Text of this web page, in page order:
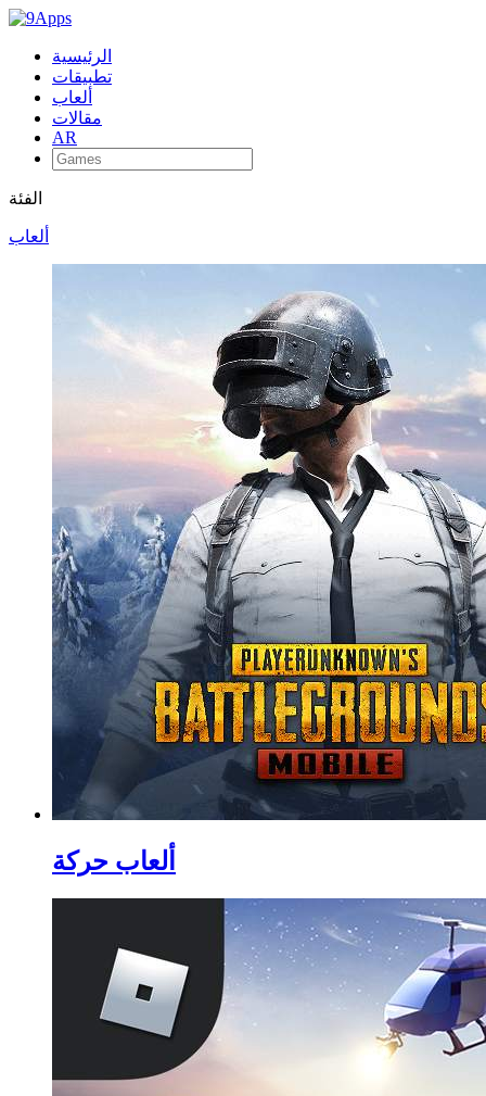
الرئيسية
تطبيقات
ألعاب
مقالات
AR
الفئة
ألعاب
ألعاب حركة